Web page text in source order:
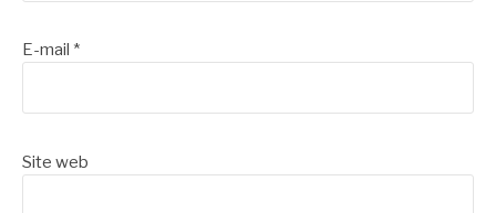
E-mail *
Site web